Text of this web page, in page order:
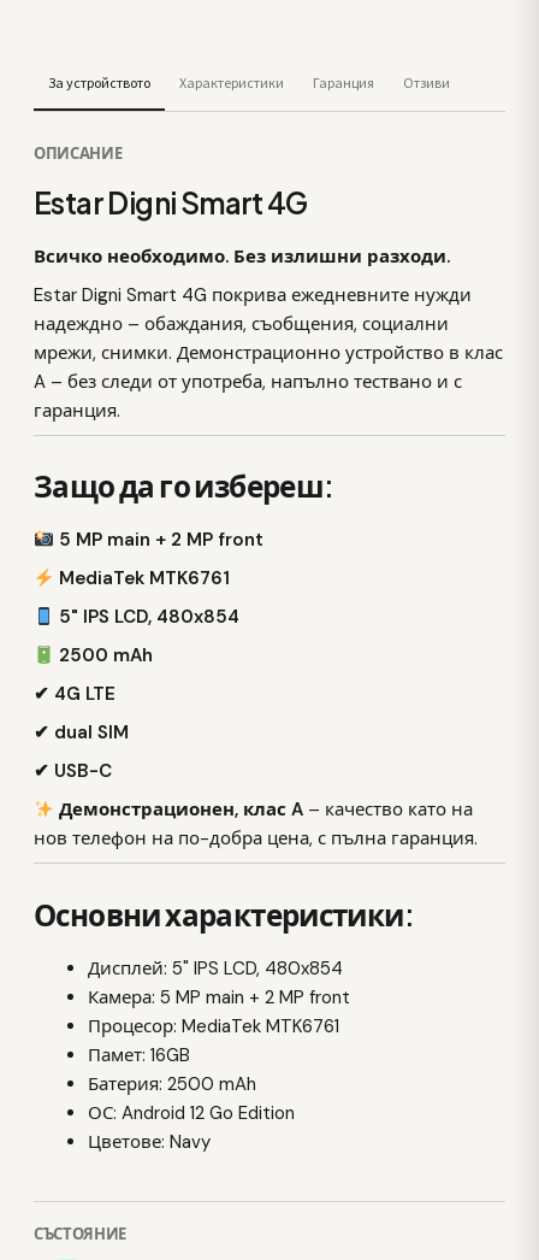
За устройството Характеристики Гаранция Отзиви
ОПИСАНИЕ
Estar Digni Smart 4G
Всичко необходимо. Без излишни разходи.
Estar Digni Smart 4G покрива ежедневните нужди
надеждно – обаждания, съобщения, социални
мрежи, снимки. Демонстрационно устройство в клас
A – без следи от употреба, напълно тествано и с
гаранция.
Защо да го избереш:
5 MP main + 2 MP front
MediaTek MTK6761
5" IPS LCD, 480x854
2500 mAh
✔ 4G LTE
✔ dual SIM
✔ USB-C
Демонстрационен, клас A – качество като на
нов телефон на по-добра цена, с пълна гаранция.
Основни характеристики:
Дисплей: 5" IPS LCD, 480x854
Камера: 5 MP main + 2 MP front
Процесор: MediaTek MTK6761
Памет: 16GB
Батерия: 2500 mAh
ОС: Android 12 Go Edition
Цветове: Navy
СЪСТОЯНИЕ